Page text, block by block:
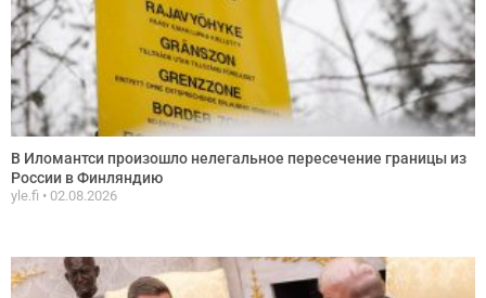
В Иломантси произошло нелегальное пересечение границы из
России в Финляндию
yle.fi 02.08.2026